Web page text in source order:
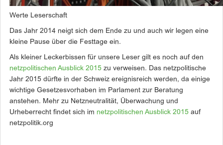
Werte Leserschaft
Das Jahr 2014 neigt sich dem Ende zu und auch wir legen eine
kleine Pause über die Festtage ein.
Als kleiner Leckerbissen für unsere Leser gilt es noch auf den
netzpolitischen Ausblick 2015 zu verweisen. Das netzpolitische
Jahr 2015 dürfte in der Schweiz ereignisreich werden, da einige
wichtige Gesetzesvorhaben im Parlament zur Beratung
anstehen. Mehr zu Netzneutralität, Überwachung und
Urheberrecht findet sich im netzpolitischen Ausblick 2015 auf
netzpolitik.org